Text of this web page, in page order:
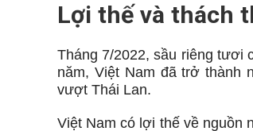
Lợi thế và thách
Tháng 7/2022, sầu riêng tươi
năm, Việt Nam đã trở thành
vượt Thái Lan.
Việt Nam có lợi thế về nguồn